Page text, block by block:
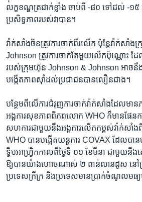
លក្ខខណ្ឌ​ត្រជាក់​ខ្លាំង ចាប់​ពី -៨០ ទៅ​ដល់ -១៥ អ
ប្រសិទ្ធភាពរបស់​វា​បាន។
វ៉ាក់សាំង​ចិន​ត្រូវ​ការ​ចាក់​ពីរ​លើក ប៉ុន្តែ​វ៉ាក់សាំ
Johnson ត្រូវ​ការ​ចាក់​តែ​មួយ​លើក​ប៉ុណ្ណោះ ដ
របស់​ក្រុមហ៊ុន Johnson & Johnson អាច​នឹង​
បង្កើត​ភាពស៊ាំ​ដល់​ប្រជាជនបាន​លឿន​ជាង។
បន្ថែម​ពី​លើ​ការ​ជំរុញ​ការ​ចាក់​វ៉ាក់សាំង​ដែល​មា
អង្គការ​សុខភាព​ពិភពលោក WHO ក៏​មាន​ផែន
សហការ​ជាមួយ​នឹង​អង្គការ​លើក​កម្ពស់​វ៉ាក់សាំង​ពី
WHO បាន​បង្កើត​យន្តការ COVAX ដែល​បាន​
ទ្វីប​អាហ្វ្រិក​កាលពី​ថ្ងៃទី ០១ ខែមីនា ជាមួយ​នឹ
ឱ្យ​បាន​យ៉ាង​ហោច​ណាស់ ២ ពាន់លាន​ដូស​ នៅ​ត្
ប្រទេស​ក្រីក្រ និងប្រទេសមាន​ប្រាក់​ចំណូល​មធ្